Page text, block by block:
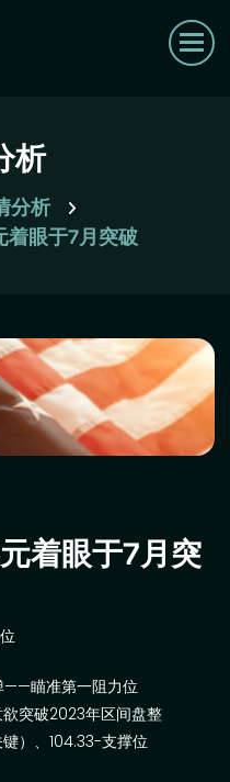
析
分析
着眼于7月突破
着眼于7月突
——瞄准第一阻力位
突破2023年区间盘整
键）、104.33-支撑位